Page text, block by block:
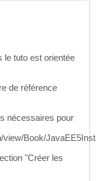
le tuto est orientée
de référence
nécessaires pour
view/Book/
"Créer les